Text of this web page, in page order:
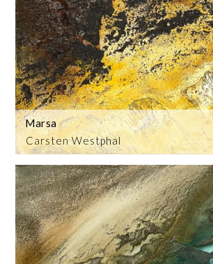
Carsten Westphal
Marsa